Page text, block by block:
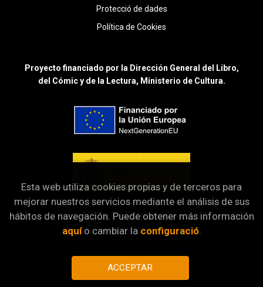
Protecció de dades
Política de Cookies
Proyecto financiado por la Dirección General del Libro,
del Cómic y de la Lectura, Ministerio de Cultura.
Esta web utiliza cookies propias y de terceros para
mejorar nuestros servicios mediante el análisis de sus
hábitos de navegación. Puede obtener más información
aquío cambiar la configuració.
ACCEPTAR